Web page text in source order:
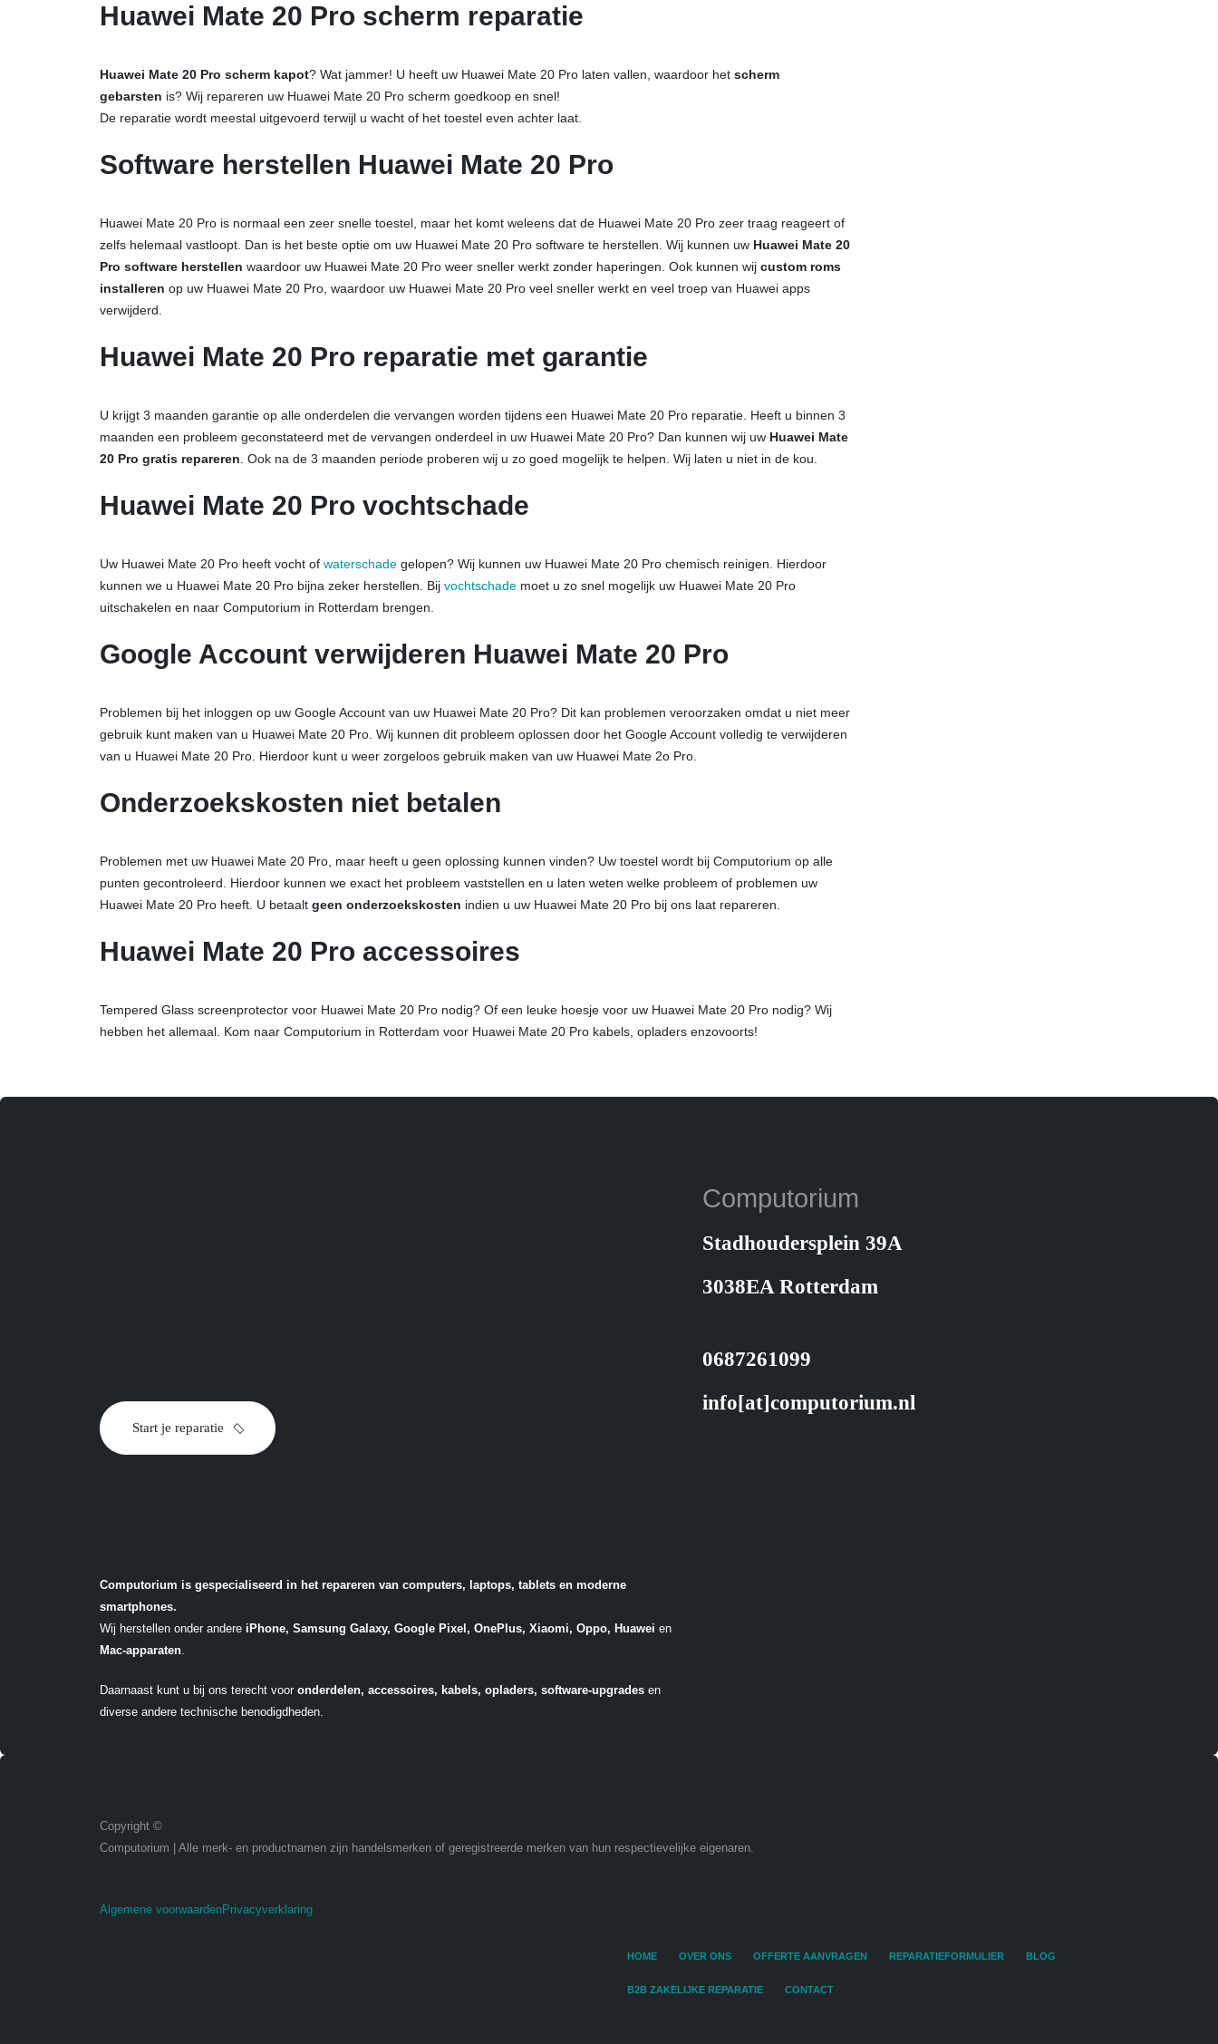
Huawei Mate 20 Pro scherm reparatie
Huawei Mate 20 Pro scherm kapot? Wat jammer! U heeft uw Huawei Mate 20 Pro laten vallen, waardoor het scherm
gebarsten is? Wij repareren uw Huawei Mate 20 Pro scherm goedkoop en snel!
De reparatie wordt meestal uitgevoerd terwijl u wacht of het toestel even achter laat.
Software herstellen Huawei Mate 20 Pro
Huawei Mate 20 Pro is normaal een zeer snelle toestel, maar het komt weleens dat de Huawei Mate 20 Pro zeer traag reageert of
zelfs helemaal vastloopt. Dan is het beste optie om uw Huawei Mate 20 Pro software te herstellen. Wij kunnen uw Huawei Mate 20
Pro software herstellen waardoor uw Huawei Mate 20 Pro weer sneller werkt zonder haperingen. Ook kunnen wij custom roms
installeren op uw Huawei Mate 20 Pro, waardoor uw Huawei Mate 20 Pro veel sneller werkt en veel troep van Huawei apps
verwijderd.
Huawei Mate 20 Pro reparatie met garantie
U krijgt 3 maanden garantie op alle onderdelen die vervangen worden tijdens een Huawei Mate 20 Pro reparatie. Heeft u binnen 3
maanden een probleem geconstateerd met de vervangen onderdeel in uw Huawei Mate 20 Pro? Dan kunnen wij uw Huawei Mate
20 Pro gratis repareren . Ook na de 3 maanden periode proberen wij u zo goed mogelijk te helpen. Wij laten u niet in de kou.
Huawei Mate 20 Pro vochtschade
Uw Huawei Mate 20 Pro heeft vocht of waterschade gelopen? Wij kunnen uw Huawei Mate 20 Pro chemisch reinigen. Hierdoor
kunnen we u Huawei Mate 20 Pro bijna zeker herstellen. Bij vochtschade moet u zo snel mogelijk uw Huawei Mate 20 Pro
uitschakelen en naar Computorium in Rotterdam brengen.
Google Account verwijderen Huawei Mate 20 Pro
Problemen bij het inloggen op uw Google Account van uw Huawei Mate 20 Pro? Dit kan problemen veroorzaken omdat u niet meer
gebruik kunt maken van u Huawei Mate 20 Pro. Wij kunnen dit probleem oplossen door het Google Account volledig te verwijderen
van u Huawei Mate 20 Pro. Hierdoor kunt u weer zorgeloos gebruik maken van uw Huawei Mate 2o Pro.
Onderzoekskosten niet betalen
Problemen met uw Huawei Mate 20 Pro, maar heeft u geen oplossing kunnen vinden? Uw toestel wordt bij Computorium op alle
punten gecontroleerd. Hierdoor kunnen we exact het probleem vaststellen en u laten weten welke probleem of problemen uw
Huawei Mate 20 Pro heeft. U betaalt geen onderzoekskosten indien u uw Huawei Mate 20 Pro bij ons laat repareren.
Huawei Mate 20 Pro accessoires
Tempered Glass screenprotector voor Huawei Mate 20 Pro nodig? Of een leuke hoesje voor uw Huawei Mate 20 Pro nodig? Wij
hebben het allemaal. Kom naar Computorium in Rotterdam voor Huawei Mate 20 Pro kabels, opladers enzovoorts!
Start je reparatie
Computorium is gespecialiseerd in het repareren van computers, laptops, tablets en moderne
smartphones.
Wij herstellen onder andere iPhone, Samsung Galaxy, Google Pixel, OnePlus, Xiaomi, Oppo, Huawei en
Mac-apparaten
Daarnaast kunt u bij ons terecht voor onderdelen, accessoires, kabels, opladers, software-upgrades en
diverse andere technische benodigdheden.
Computorium
Stadhoudersplein 39A
3038EA Rotterdam
0687261099
info[at]computorium.nl
Copyright ©
Computorium | Alle merk- en productnamen zijn handelsmerken of geregistreerde merken van hun respectievelijke eigenaren.
Algemene voorwaardenPrivacyverklaring
HOME OVER ONS OFFERTE AANVRAGEN REPARATIEFORMULIER BLOG
B2B ZAKELIJKE REPARATIE CONTACT